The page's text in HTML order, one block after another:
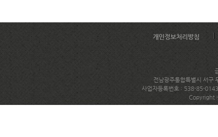
개인정보처리방침
전남광주통합특별시 서
사업자등록번호 : 538-85-
Copyright